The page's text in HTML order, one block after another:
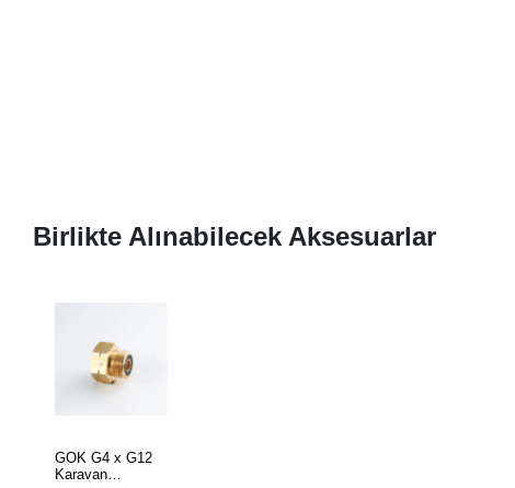
Birlikte Alınabilecek Aksesuarlar
EKLE
GOK G4 x G12
Karavan